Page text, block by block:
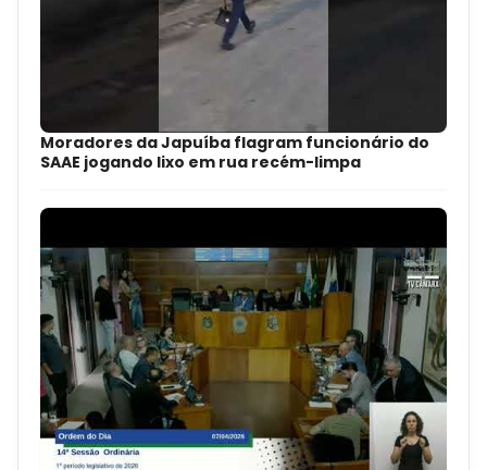
Moradores da Japuíba flagram funcionário do
SAAE jogando lixo em rua recém-limpa